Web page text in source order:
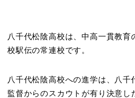
八千代松陰高校は、中高一貫教育
校駅伝の常連校です。
八千代松陰高校への進学は、八千
監督からのスカウトが有り決意し